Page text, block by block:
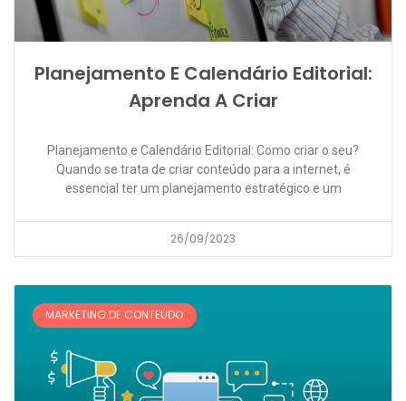
Planejamento E Calendário Editorial:
Aprenda A Criar
Planejamento e Calendário Editorial: Como criar o seu?
Quando se trata de criar conteúdo para a internet, é
essencial ter um planejamento estratégico e um
26/09/2023
MARKETING DE CONTEÚDO